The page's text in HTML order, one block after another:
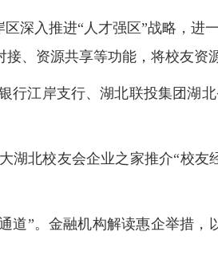
深入推进“人才强区”战略，
、资源共享等功能，将校友资
行江岸支行、湖北联投集团湖
北校友会企业之家推介“校
道”。金融机构解读惠企举措